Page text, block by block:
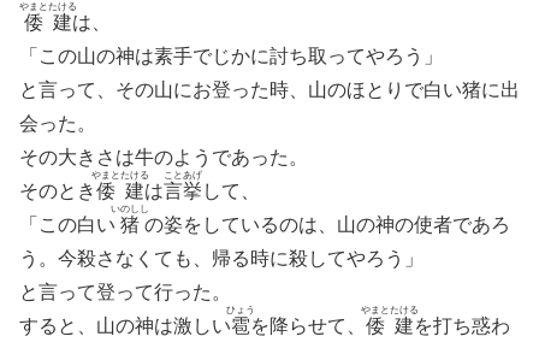
倭建
やまとたける
は、
「この山の神は素手でじかに討ち取ってやろう」
と言って、その山にお登った時、山のほとりで白い猪に出
会った。
その大きさは牛のようであった。
そのとき倭建
やまとたける
は言挙
ことあげ
して、
「この白い 猪
いのしし
の姿をしているのは、山の神の使者であろ
う。今殺さなくても、帰る時に殺してやろう」
と言って登って行った。
すると、山の神は激しい雹
ひょう
を降らせて、 倭建
やまとたける
を打ち惑わ